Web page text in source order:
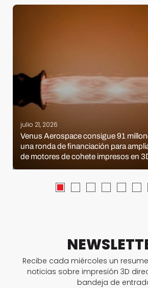
julio 21, 2026
Venus Aerospace consigue 91
una ronda de financiación para
de motores de cohete impresos en
Recibe cada miércoles un
noticias sobre impresión 3D
bandeja de